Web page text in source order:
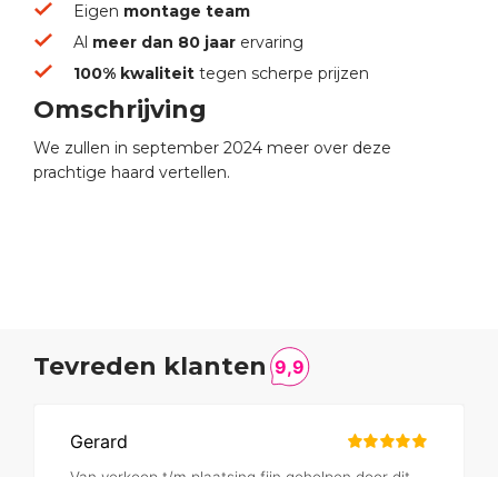
Eigen montage team
Al meer dan 80 jaar ervaring
100% kwaliteit tegen scherpe prijzen
Omschrijving
We zullen in september 2024 meer over deze
prachtige haard vertellen.
Tevreden klanten